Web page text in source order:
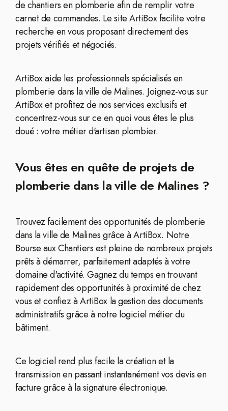
de chantiers en plomberie afin de remplir votre
carnet de commandes. Le site ArtiBox facilite votre
recherche en vous proposant directement des
projets vérifiés et négociés.
ArtiBox aide les professionnels spécialisés en
plomberie dans la ville de Malines. Joignez-vous sur
ArtiBox et profitez de nos services exclusifs et
concentrez-vous sur ce en quoi vous êtes le plus
doué : votre métier d'artisan plombier.
Vous êtes en quête de projets de
plomberie dans la ville de Malines ?
Trouvez facilement des opportunités de plomberie
dans la ville de Malines grâce à ArtiBox. Notre
Bourse aux Chantiers est pleine de nombreux projets
prêts à démarrer, parfaitement adaptés à votre
domaine d'activité. Gagnez du temps en trouvant
rapidement des opportunités à proximité de chez
vous et confiez à ArtiBox la gestion des documents
administratifs grâce à notre logiciel métier du
bâtiment.
Ce logiciel rend plus facile la création et la
transmission en passant instantanément vos devis en
facture grâce à la signature électronique.